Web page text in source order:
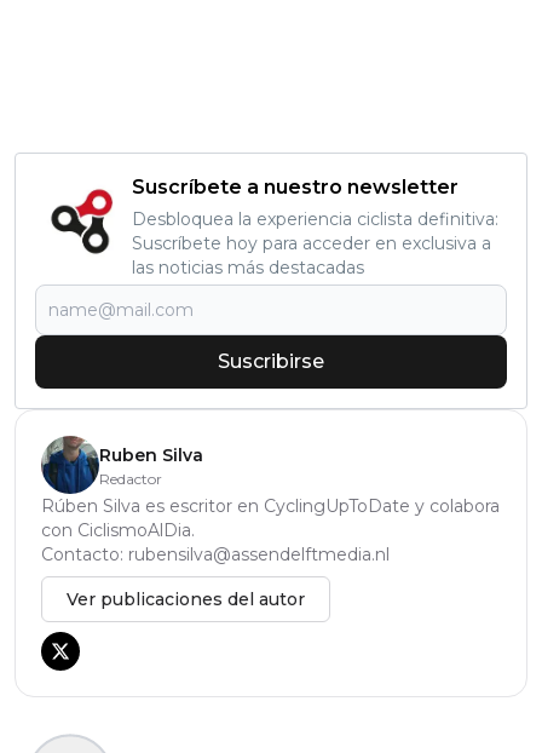
Suscríbete a nuestro newsletter
Desbloquea la experiencia ciclista definitiva:
Suscríbete hoy para acceder en exclusiva a
las noticias más destacadas
Suscribirse
Ruben Silva
Redactor
Rúben Silva es escritor en CyclingUpToDate y colabora
con CiclismoAlDia.
Contacto: rubensilva@assendelftmedia.nl
Ver publicaciones del autor